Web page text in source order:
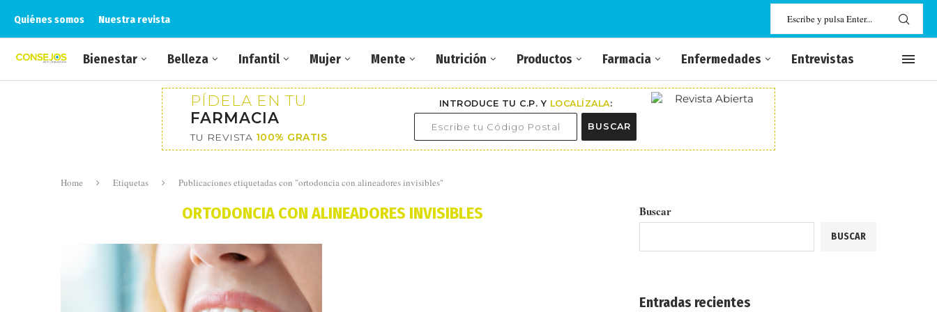
Quiénes somos Nuestra revista
Bienestar Belleza Infantil Mujer Mente Nutrición Productos Farmacia Enfermedades Entrevistas
PÍDELA EN TU
FARMACIA
TU REVISTA 100% GRATIS
INTRODUCE TU C.P. Y LOCALÍZALA:
BUSCAR
Home Etiquetas Publicaciones etiquetadas con "ortodoncia con alineadores invisibles"
ORTODONCIA CON ALINEADORES INVISIBLES Buscar
BUSCAR
Entradas recientes